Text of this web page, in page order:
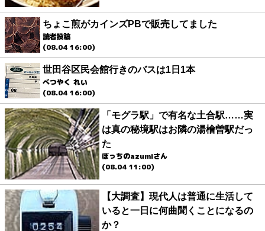
ちょこ煎がカインズPBで販売してました
読者投稿
(08.04 16:00)
世田谷区民会館行きのバスは1日1本
べつやく れい
(08.04 16:00)
「モグラ駅」で有名な土合駅……実
は真の秘境駅はお隣の湯檜曽駅だっ
た
ぼっちのazumiさん
(08.04 11:00)
【大調査】現代人は普通に生活して
いると一日に何曲聞くことになるの
か？